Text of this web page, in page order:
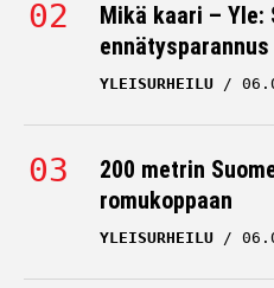
Mikä kaari – Yle:
YLEISURHEILU
200 metrin
romukoppaan
YLEISURHEILU